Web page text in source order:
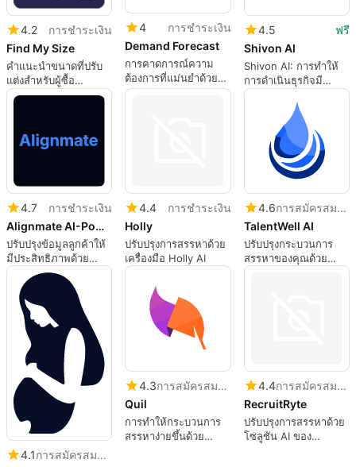
4.2
การชำระเงิน
Find My Size
คำแนะนำขนาดที่ปรับ
แต่งสำหรับผู้ซื้อ
ออนไลน์
4
การชำระเงิน
Demand Forecast
การคาดการณ์ความ
ต้องการที่แม่นยำด้วย
เทคโนโลยี AI
4.5
ฟรี
Shivon AI
Shivon AI: การทำให้
การดำเนินธุรกิจมี
ประสิทธิภาพด้วย AI
4.7
การชำระเงิน
Alignmate AI-Powered Customer Dossiersv1.1
ปรับปรุงข้อมูลลูกค้าให้
มีประสิทธิภาพด้วย
Alignmate
4.4
การชำระเงิน
Holly
ปรับปรุงการสรรหาด้วย
เครื่องมือ Holly AI
4.6
การสมัครสมาชิก
TalentWell AI
ปรับปรุงกระบวนการ
สรรหาของคุณด้วย
TalentWell AI
4.1
การสมัครสมาชิก
4.3
การสมัครสมาชิก
Quil
การทำให้กระบวนการ
สรรหาง่ายขึ้นด้วย
4.4
การสมัครสมาชิก
RecruitRyte
ปรับปรุงการสรรหาด้วย
โซลูชัน AI ของ